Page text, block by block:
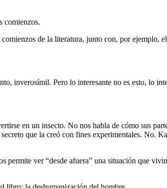
comienzos.
de la literatura, junto con, por ejemplo,
inverosímil. Pero lo interesante no es esto, lo
en un insecto. No nos habla de cómo sus
que la creó con fines experimentales. No.
ver “desde afuera” una situación que